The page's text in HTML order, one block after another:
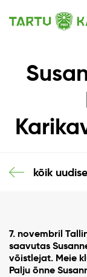
kõik
7. novembril
saavutas
võistlejat. Meie
Palju õnne